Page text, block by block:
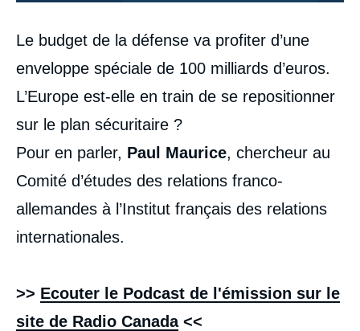
Contenu
intervention
médiatique
Le budget de la défense va profiter d’une
enveloppe spéciale de 100 milliards d’euros.
L’Europe est-elle en train de se repositionner
sur le plan sécuritaire ?
Pour en parler, Paul Maurice, chercheur au
Comité d’études des relations franco-
allemandes à l’Institut français des relations
internationales.
>> Ecouter le Podcast de l'émission sur le
site de Radio Canada<<